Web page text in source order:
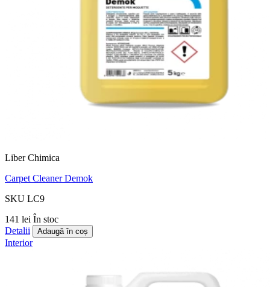
Liber Chimica
Carpet Cleaner Demok
SKU LC9
141 lei În stoc
Detalii
Adaugă în coș
Interior